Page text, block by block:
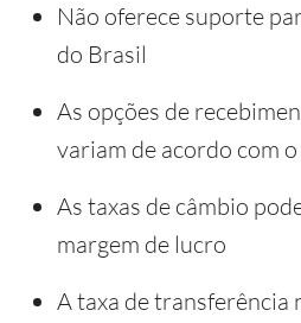
Não oferece suporte
do Brasil
As opções de
variam de acordo com
As taxas de câmbio
margem de lucro
A taxa de transferência